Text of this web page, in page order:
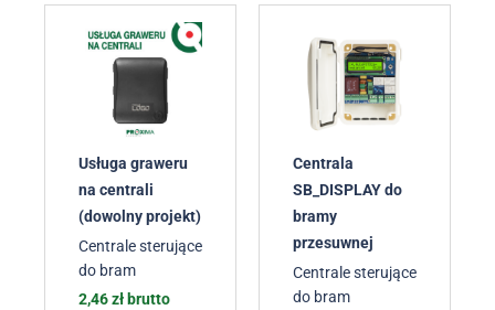
Usługa graweru
na centrali
(dowolny projekt)
Centrale sterujące
do bram
2,46zł brutto
Centrala
SB_DISPLAY do
bramy
przesuwnej
Centrale sterujące
do bram